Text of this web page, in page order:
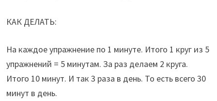
КАК ДЕЛАТЬ:
На каждое упражнение по 1 минуте. Итого 1 круг из 5
упражнений = 5 минутам. За раз делаем 2 круга.
Итого 10 минут. И так 3 раза в день. То есть всего 30
минут в день.